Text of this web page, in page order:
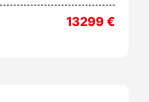
13299€